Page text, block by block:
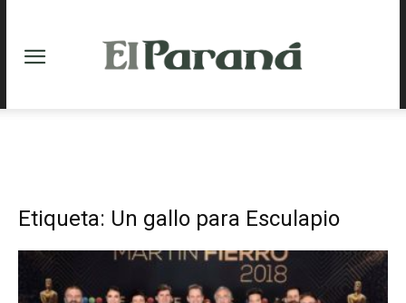
Etiqueta: Un gallo para Esculapio